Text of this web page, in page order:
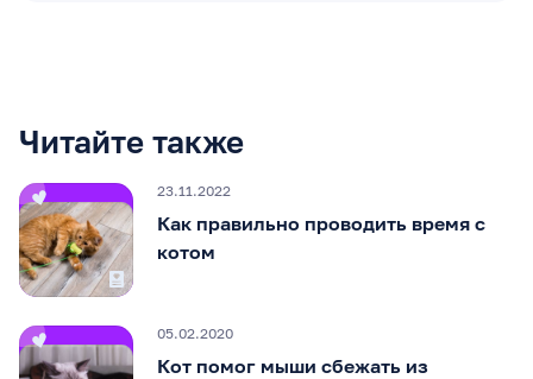
Читайте также
23.11.2022
Как правильно проводить время с
котом
05.02.2020
Кот помог мыши сбежать из